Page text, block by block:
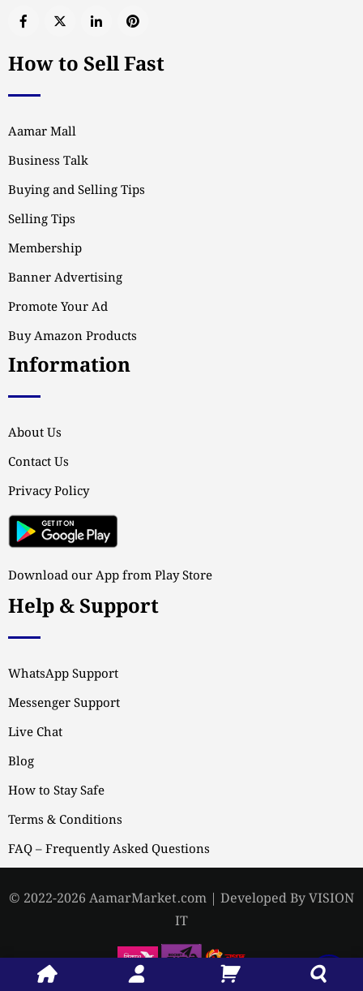
How to Sell Fast
Aamar Mall
Business Talk
Buying and Selling Tips
Selling Tips
Membership
Banner Advertising
Promote Your Ad
Buy Amazon Products
Information
About Us
Contact Us
Privacy Policy
Download our App from Play Store
Help & Support
WhatsApp Support
Messenger Support
Live Chat
Blog
How to Stay Safe
Terms & Conditions
FAQ – Frequently Asked Questions
© 2022-2026 AamarMarket.com | Developed By VISION
IT